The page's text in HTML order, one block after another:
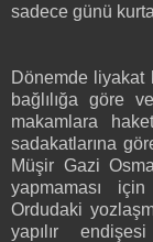
sadece günü
Dönemde liyakat
bağlılığa göre
makamlara
sadakatlarına
Müşir Gazi
yapmaması
Ordudaki
yapılır